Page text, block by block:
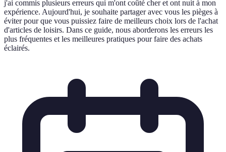
j'ai commis plusieurs erreurs qui m'ont coûté cher et ont nuit à mon
expérience. Aujourd'hui, je souhaite partager avec vous les pièges à
éviter pour que vous puissiez faire de meilleurs choix lors de l'achat
d'articles de loisirs. Dans ce guide, nous aborderons les erreurs les
plus fréquentes et les meilleures pratiques pour faire des achats
éclairés.